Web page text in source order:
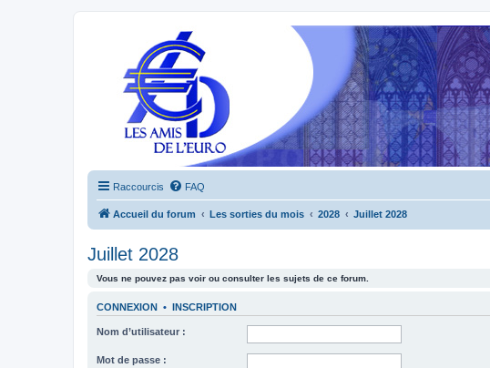
Raccourcis FAQ
Accueil du forum Les sorties du mois 2028 Juillet 2028
Juillet 2028
Vous ne pouvez pas voir ou consulter les sujets de ce forum.
CONNEXION • INSCRIPTION
Nom d’utilisateur :
Mot de passe :